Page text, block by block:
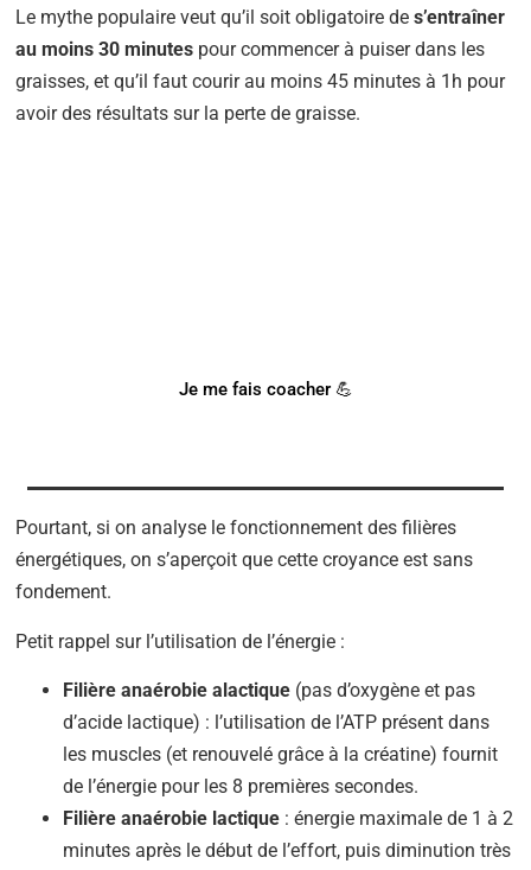
Le mythe populaire veut qu’il soit obligatoire des’entraîner
au moins 30 minutes pour commencer à puiser dans les
graisses, et qu’il faut courir au moins 45 minutes à 1h pour
avoir des résultats sur la perte de graisse.
Je me fais coacher 💪
Pourtant, si on analyse le fonctionnement des filières
énergétiques, on s’aperçoit que cette croyance est sans
fondement.
Petit rappel sur l’utilisation de l’énergie :
Filière anaérobie alactique (pas d’oxygène et pas
d’acide lactique) : l’utilisation de l’ATP présent dans
les muscles (et renouvelé grâce à la créatine) fournit
de l’énergie pour les 8 premières secondes.
Filière anaérobie lactique : énergie maximale de 1 à 2
minutes après le début de l’effort, puis diminution très